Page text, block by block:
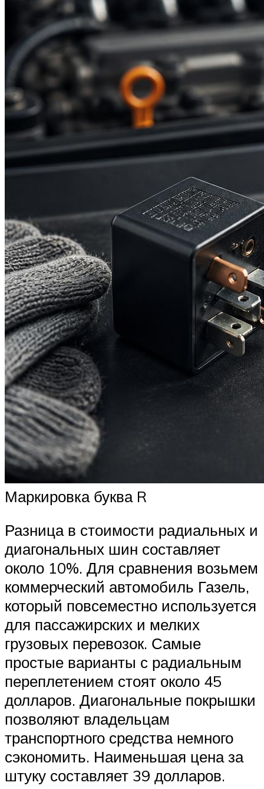
Маркировка буква R
Разница в стоимости радиальных и
диагональных шин составляет
около 10%. Для сравнения возьмем
коммерческий автомобиль Газель,
который повсеместно используется
для пассажирских и мелких
грузовых перевозок. Самые
простые варианты с радиальным
переплетением стоят около 45
долларов. Диагональные покрышки
позволяют владельцам
транспортного средства немного
сэкономить. Наименьшая цена за
штуку составляет 39 долларов.